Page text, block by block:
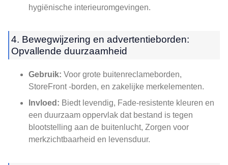
hygiënische interieuromgevingen.
4. Bewegwijzering en advertentieborden:
Opvallende duurzaamheid
Gebruik: Voor grote buitenreclameborden,
StoreFront -borden, en zakelijke merkelementen.
Invloed: Biedt levendig, Fade-resistente kleuren en
een duurzaam oppervlak dat bestand is tegen
blootstelling aan de buitenlucht, Zorgen voor
merkzichtbaarheid en levensduur.